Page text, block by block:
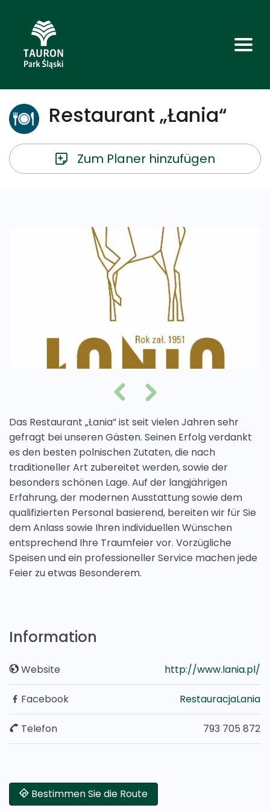
Restaurant „Łania“
Zum Planer hinzufügen
Das Restaurant „Łania” ist seit vielen Jahren sehr
gefragt bei unseren Gästen. Seinen Erfolg verdankt
es den besten polnischen Zutaten, die nach
traditioneller Art zubereitet werden, sowie der
besonders schönen Lage. Auf der langjährigen
Erfahrung, der modernen Ausstattung sowie dem
qualifizierten Personal basierend, bereiten wir für Sie
dem Anlass sowie Ihren individuellen Wünschen
entsprechend Ihre Traumfeier vor. Vorzügliche
Speisen und ein professioneller Service machen jede
Feier zu etwas Besonderem.
Information
Website http://www.lania.pl/
Facebook RestauracjaLania
Telefon 793 705 872
Bestimmen Sie die Route